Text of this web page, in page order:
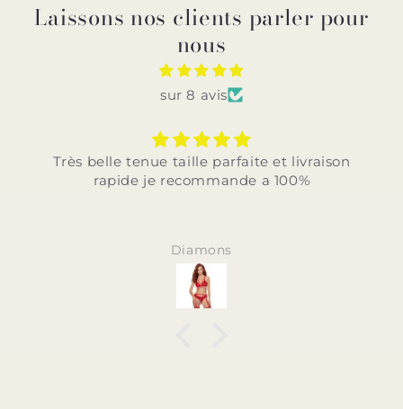
Laissons nos clients parler pour
nous
sur 8 avis
Très belle tenue taille parfaite et livraison
rapide je recommande a 100%
Diamons